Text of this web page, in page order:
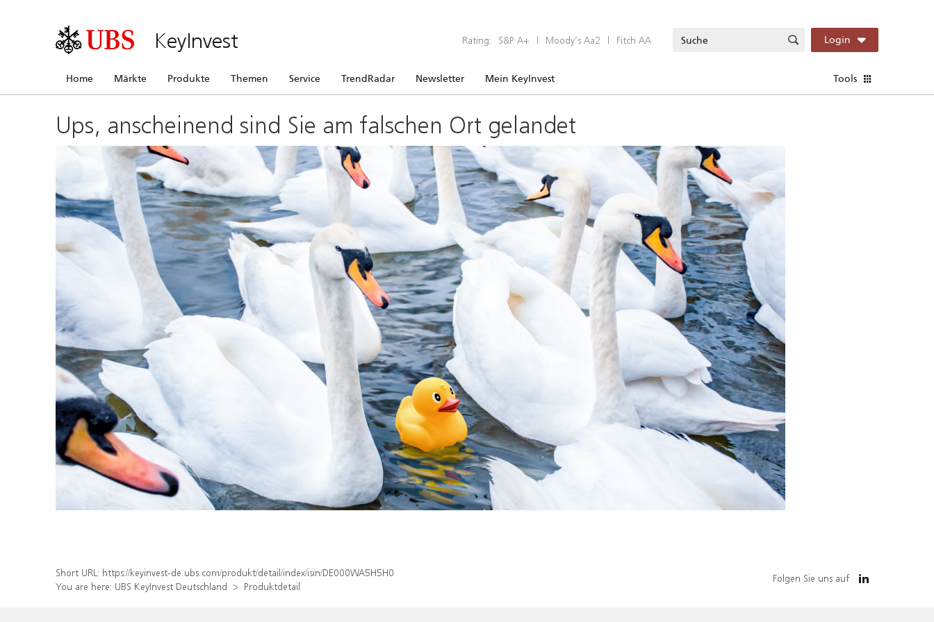
KeyInvest Rating: S&P A+ | Moody’s Aa2 | Fitch AA Login
Home Märkte Produkte Themen Service TrendRadar Newsletter Mein KeyInvest Tools
Ups, anscheinend sind Sie am falschen Ort gelandet
Short URL: https://keyinvest-de.ubs.com/produkt/detail/index/isin/DE000WA5H5H0
You are here: UBS KeyInvest Deutschland Produktdetail
Folgen Sie uns auf